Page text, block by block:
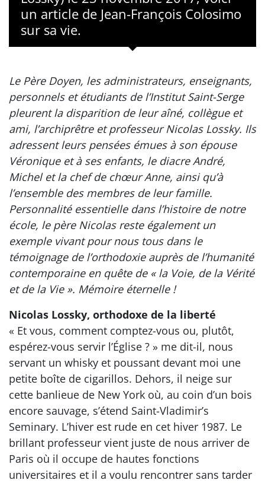
un article de Jean-François Colosimo
sur sa vie.
Le Père Doyen, les administrateurs, enseignants,
personnels et étudiants de l’Institut Saint-Serge
pleurent la disparition de leur aîné, collègue et
ami, l’archiprêtre et professeur Nicolas Lossky. Ils
adressent leurs pensées émues à son épouse
Véronique et à ses enfants, le diacre André,
Michel et la chef de chœur Anne, ainsi qu’à
l’ensemble des membres de leur famille.
Personnalité essentielle dans l’histoire de notre
école, le père Nicolas reste également un
exemple vivant pour nous tous dans le
témoignage de l’orthodoxie auprès de l’humanité
contemporaine en quête de « la Voie, de la Vérité
et de la Vie ». Mémoire éternelle !
Nicolas Lossky, orthodoxe de la liberté
« Et vous, comment comptez-vous ou, plutôt,
espérez-vous servir l’Église ? » me dit-il, nous
servant un whisky et poussant devant moi une
petite boîte de cigarillos. Dehors, il neige sur
cette banlieue de New York où, au coin d’un bois
encore sauvage, s’étend Saint-Vladimir’s
Seminary. L’hiver est rude en cet hiver 1987. Le
brillant professeur vient juste de nous arriver de
Paris où il occupe de hautes fonctions
universitaires et il a voulu rencontrer sans tarder